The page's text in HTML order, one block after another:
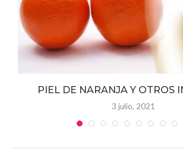
PIEL DE NARANJA Y OTROS
3 julio, 2021